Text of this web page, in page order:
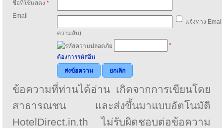
ชื่อที่ใช้แสดง *
Email
แจ้งทาง
ความลับ)
*
ต้องการรหัสอื่น
ส่งข้อความ
ยกเลิก
ข้อความที่ท่านได้อ่าน เกิดจากการเขียนโดย
สาธารณชน และส่งขึ้นมาแบบอัตโนมัติ
HotelDirect.in.th ไม่รับผิดชอบต่อข้อความ